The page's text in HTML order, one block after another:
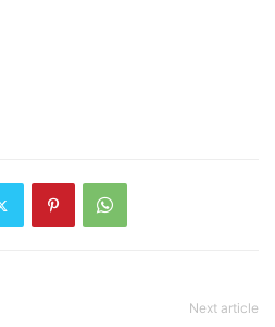
Next article